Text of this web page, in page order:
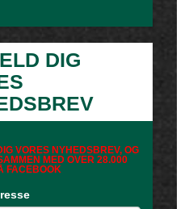
DIG
VORES NYHEDSBREV, OG
MED OVER 28.000
FACEBOOK